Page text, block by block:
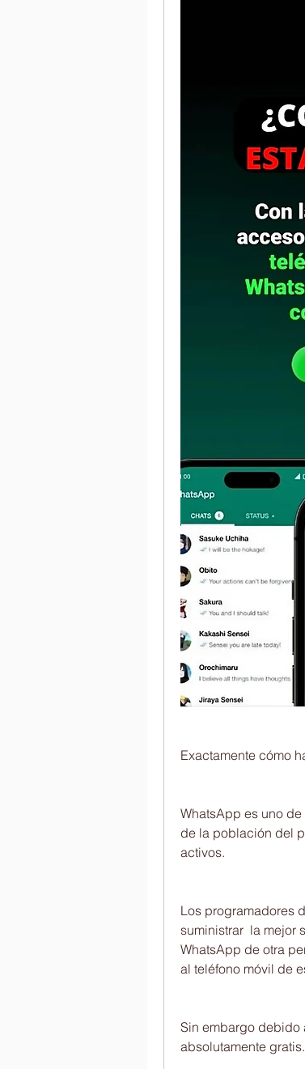
Exactamente cómo
WhatsApp es uno
de la población del
activos.
Los programadores
suministrar  la mejor
WhatsApp de otra
al teléfono móvil de
Sin embargo debido
absolutamente gratis.